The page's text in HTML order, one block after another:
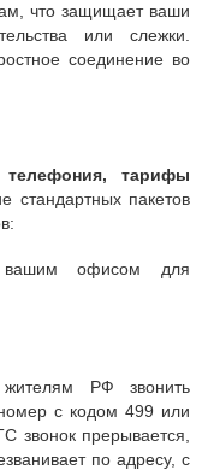
что защищает ваши
или слежки.
соединение во
телефония, тарифы
стандартных пакетов
офисом для
РФ звонить
с кодом 499 или
звонок прерывается,
по адресу, с